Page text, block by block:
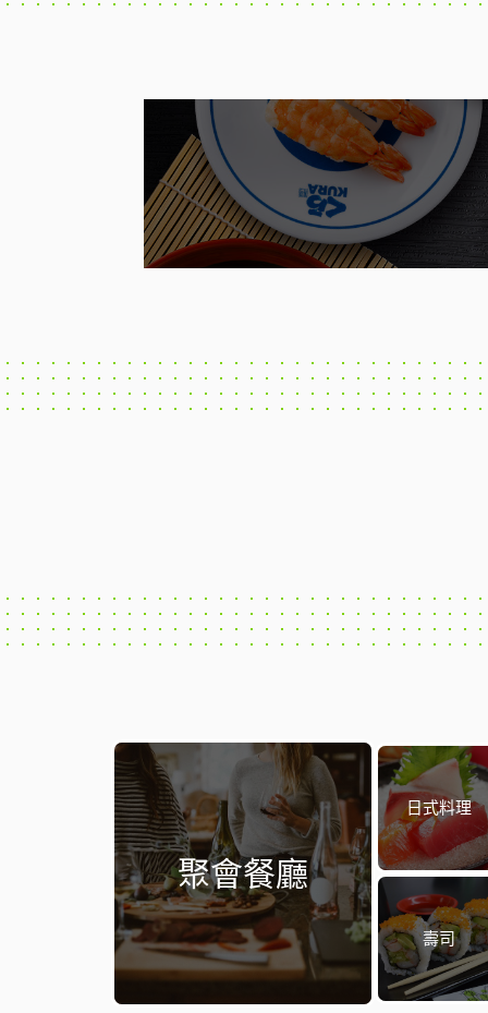
聚會餐廳
日式料理
壽司